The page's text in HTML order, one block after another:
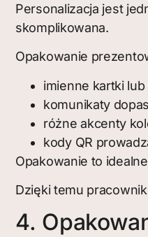
Personalizacja jest
skomplikowana.
Opakowanie
imienne kartki lub
komunikaty
różne akcenty
kody QR
Opakowanie to
Dzięki temu
4.